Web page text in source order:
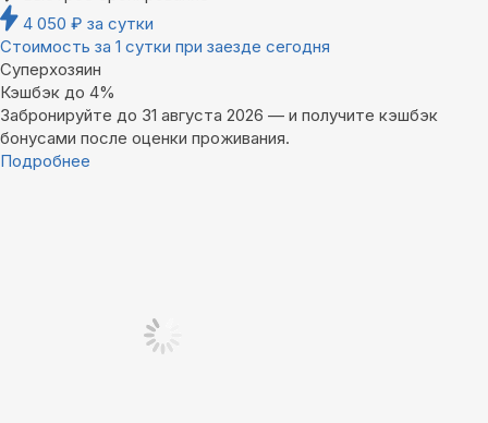
4 050 ₽ за сутки
Стоимость за 1 сутки при заезде сегодня
Суперхозяин
Кэшбэк до 4%
Забронируйте до 31 августа 2026 — и получите кэшбэк
бонусами после оценки проживания.
Подробнее